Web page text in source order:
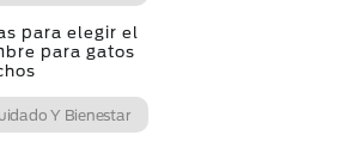
para elegir el
para gatos
Y Bienestar